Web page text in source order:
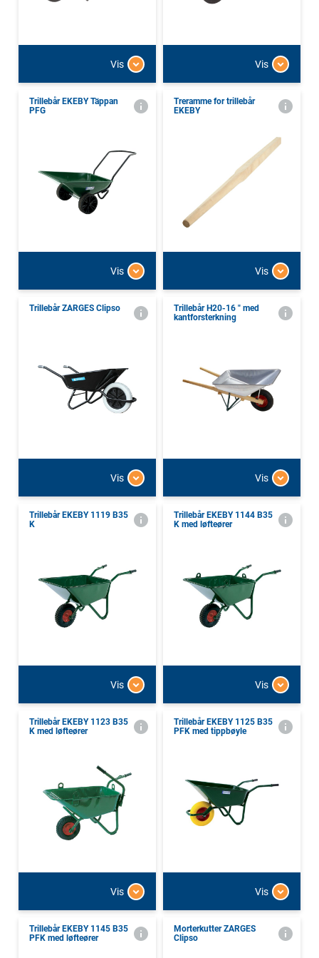
Vis Vis
Trillebår EKEBY Täppan
PFG
Vis
Treramme for trillebår
EKEBY
Vis
Trillebår ZARGES Clipso
Vis
Trillebår H20-16 " med
kantforsterkning
Vis
Trillebår EKEBY 1119 B35
K
Vis
Trillebår EKEBY 1144 B35
K med løfteører
Vis
Trillebår EKEBY 1123 B35
K med løfteører
Vis
Trillebår EKEBY 1125 B35
PFK med tippbøyle
Vis
Trillebår EKEBY 1145 B35
PFK med løfteører
Morterkutter ZARGES
Clipso